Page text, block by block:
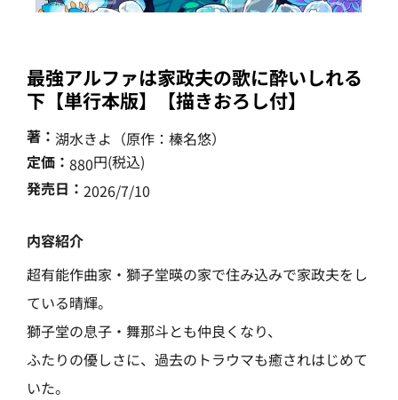
最強アルファは家政夫の歌に酔いしれる
下【単行本版】【描きおろし付】
著： 湖水きよ（原作：榛名悠）
定価： 880円(税込)
発売日： 2026/7/10
内容紹介
超有能作曲家・獅子堂暎の家で住み込みで家政夫をし
ている晴輝。
獅子堂の息子・舞那斗とも仲良くなり、
ふたりの優しさに、過去のトラウマも癒されはじめて
いた。